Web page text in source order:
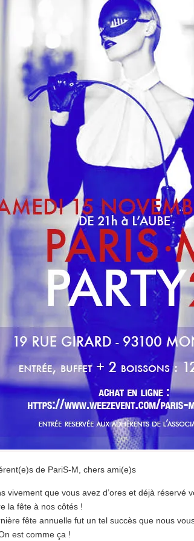
de PariS-M, chers ami(e)s
vivement que vous avez d’ores et déjà réservé
la fête à nos côtés !
fête annuelle fut un tel succès que nous
est comme ça !